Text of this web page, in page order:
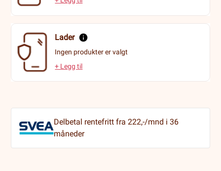
Lader
Ingen produkter er valgt
+ Legg til
Delbetal rentefritt fra 222,-/mnd i 36
måneder